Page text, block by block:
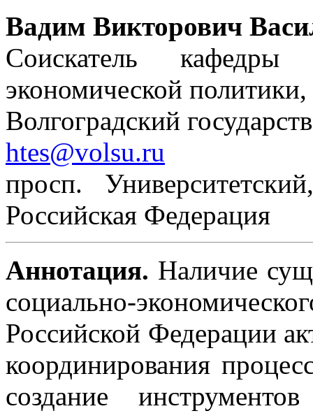
Вадим Викторович
Соискатель
экономической политики,
Волгоградский
htes@volsu.ru
просп.
Российская Федерация
Аннотация. Наличие
социально-
Российской Федерации
координирования
создание